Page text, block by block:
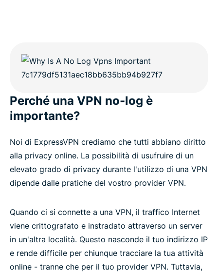
Perché una VPN no-log è
importante?
Noi di ExpressVPN crediamo che tutti abbiano diritto
alla privacy online. La possibilità di usufruire di un
elevato grado di privacy durante l'utilizzo di una VPN
dipende dalle pratiche del vostro provider VPN.
Quando ci si connette a una VPN, il traffico Internet
viene crittografato e instradato attraverso un server
in un'altra località. Questo nasconde il tuo indirizzo IP
e rende difficile per chiunque tracciare la tua attività
online - tranne che per il tuo provider VPN. Tuttavia,